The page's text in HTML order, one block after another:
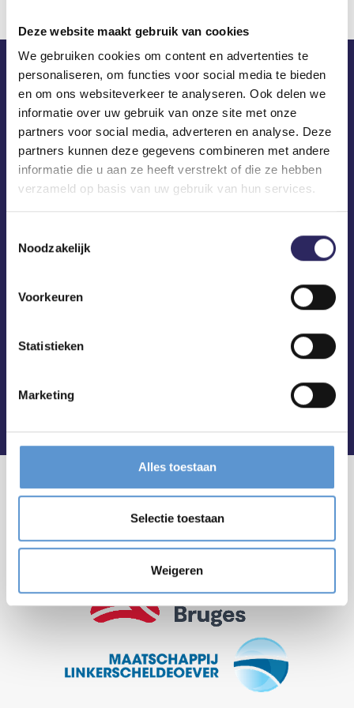
Deze website maakt gebruik van cookies
We gebruiken cookies om content en advertenties te
personaliseren, om functies voor social media te bieden
en om ons websiteverkeer te analyseren. Ook delen we
informatie over uw gebruik van onze site met onze
partners voor social media, adverteren en analyse. Deze
partners kunnen deze gegevens combineren met andere
informatie die u aan ze heeft verstrekt of die ze hebben
verzameld op basis van uw gebruik van hun services.
Noodzakelijk
Voorkeuren
Statistieken
Marketing
Alles toestaan
Selectie toestaan
Weigeren
ECA in je mailbox?